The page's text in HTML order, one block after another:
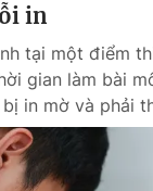
in
tại một điểm
gian làm bài
in mờ và phải